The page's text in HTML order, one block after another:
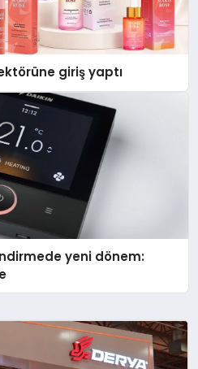
giriş yaptı
yeni dönem: